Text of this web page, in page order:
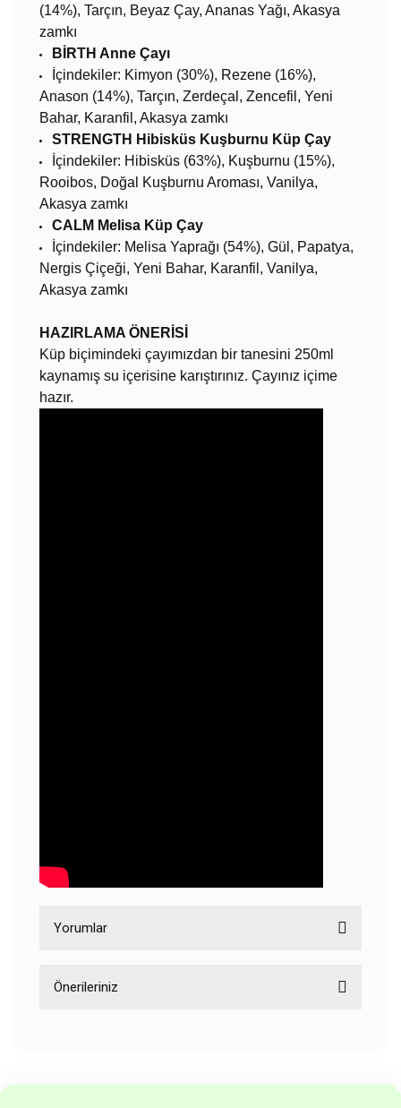
(14%), Tarçın, Beyaz Çay, Ananas Yağı, Akasya
zamkı
BİRTH Anne Çayı
İçindekiler: Kimyon (30%), Rezene (16%),
Anason (14%), Tarçın, Zerdeçal, Zencefil, Yeni
Bahar, Karanfil, Akasya zamkı
STRENGTH Hibisküs Kuşburnu Küp Çay
İçindekiler: Hibisküs (63%), Kuşburnu (15%),
Rooibos, Doğal Kuşburnu Aroması, Vanilya,
Akasya zamkı
CALM Melisa Küp Çay
İçindekiler: Melisa Yaprağı (54%), Gül, Papatya,
Nergis Çiçeği, Yeni Bahar, Karanfil, Vanilya,
Akasya zamkı
HAZIRLAMA ÖNERİSİ
Küp biçimindeki çayımızdan bir tanesini 250ml
kaynamış su içerisine karıştırınız. Çayınız içime
hazır.
Yorumlar
Önerileriniz